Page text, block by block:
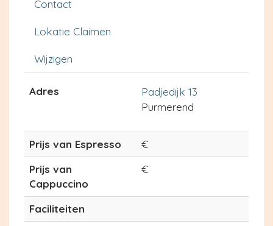
Contact
Lokatie Claimen
Wijzigen
Adres
Padjedijk 13
Purmerend
Prijs van Espresso
€
Prijs van
Cappuccino
€
Faciliteiten